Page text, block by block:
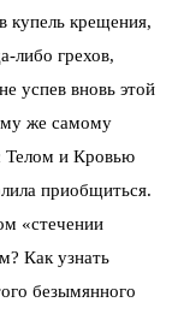
купель крещения,
либо грехов,
успев вновь этой
же самому
Телом и Кровью
приобщиться.
«стечении
Как узнать
безымянного